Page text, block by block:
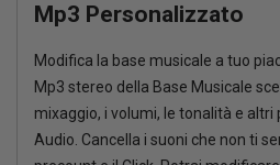
Mp3 Personalizzato
Modifica la base musicale a tuo
Mp3 stereo della Base Musicale
mixaggio, i volumi, le tonalità e
Audio. Cancella i suoni che non ti